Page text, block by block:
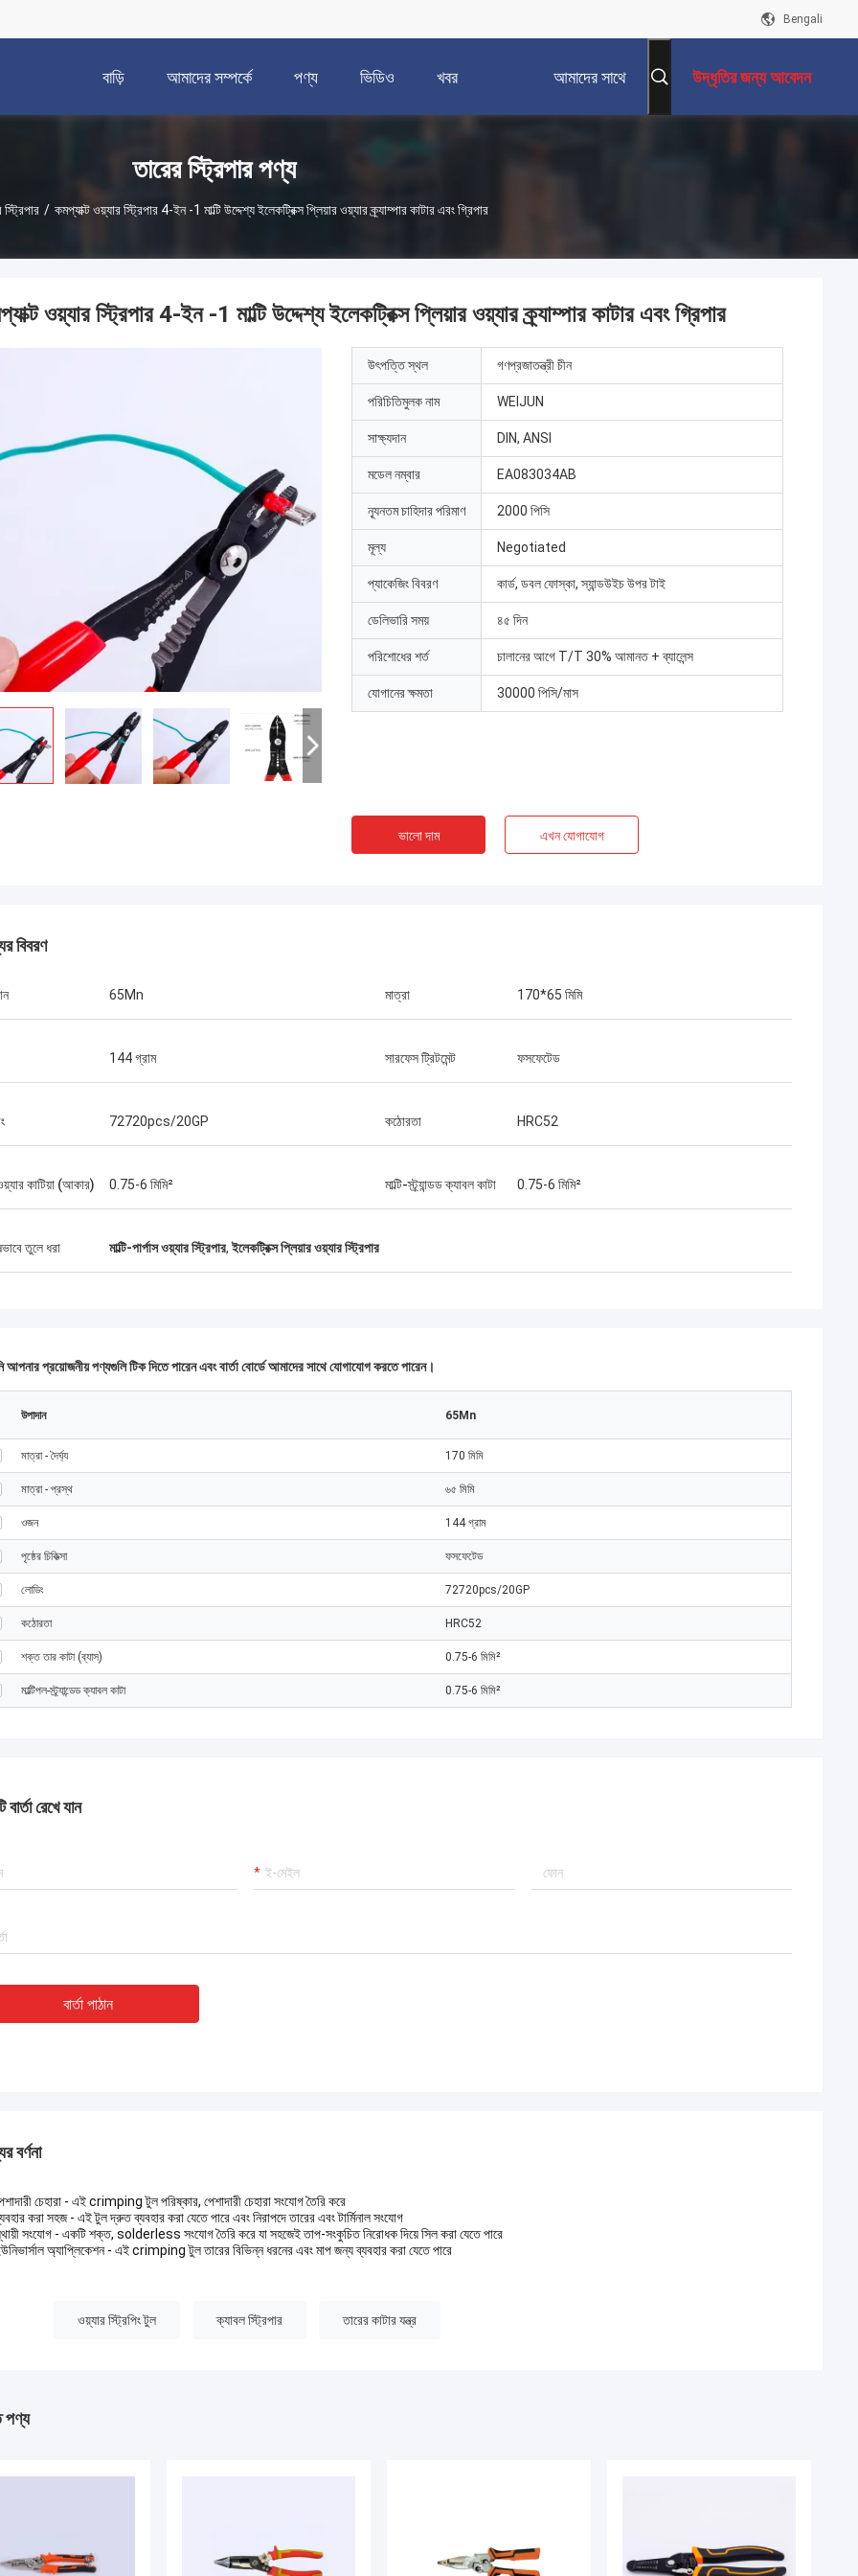
Bengali
বাড়ি আমাদের সম্পর্কে পণ্য ভিডিও খবর আমাদের সাথে উদ্ধৃতির জন্য আবেদন
তারের স্ট্রিপার পণ্য
স্ট্রিপার / কমপ্যাক্ট ওয়্যার স্ট্রিপার 4-ইন -1 মাল্টি উদ্দেশ্য ইলেকট্রিক্স প্লিয়ার ওয়্যার ক্র্যাম্পার কাটার এবং গ্রিপার
ওয়্যার স্ট্রিপার 4-ইন -1 মাল্টি উদ্দেশ্য ইলেকট্রিক্স প্লিয়ার ওয়্যার ক্র্যাম্পার কাটার এবং গ্রিপার
উৎপত্তি স্থল গণপ্রজাতন্ত্রী চীন
পরিচিতিমুলক নাম WEIJUN
সাক্ষ্যদান DIN, ANSI
মডেল নম্বার EA083034AB
ন্যূনতম চাহিদার পরিমাণ 2000 পিসি
মূল্য Negotiated
প্যাকেজিং বিবরণ কার্ড, ডবল ফোস্কা, স্যান্ডউইচ উপর টাই
ডেলিভারি সময় ৪৫ দিন
পরিশোধের শর্ত চালানের আগে T/T 30% আমানত + ব্যালেন্স
যোগানের ক্ষমতা 30000 পিসি/মাস
ভালো দাম এখন যোগাযোগ
বিবরণ
65Mn মাত্রা 170*65 মিমি
144 গ্রাম সারফেস ট্রিটমেন্ট ফসফেটেড
72720pcs/20GP কঠোরতা HRC52
কাটিয়া (আকার) 0.75-6 মিমি² মাল্টি-স্ট্র্যান্ডড ক্যাবল কাটা 0.75-6 মিমি²
তুলে ধরা মাল্টি-পার্পাস ওয়্যার স্ট্রিপার,ইলেকট্রিক্স প্লিয়ার ওয়্যার স্ট্রিপার
প্রয়োজনীয় পণ্যগুলি টিক দিতে পারেন এবং বার্তা বোর্ডে আমাদের সাথে যোগাযোগ করতে পারেন।
উপাদান 65Mn
মাত্রা - দৈর্ঘ্য 170 মিমি
মাত্রা - প্রস্থ ৬৫ মিমি
ওজন 144 গ্রাম
পৃষ্ঠের চিকিত্সা ফসফেটেড
লোডিং 72720pcs/20GP
কঠোরতা HRC52
শক্ত তার কাটা (ব্যাস) 0.75-6 মিমি²
মাল্টিপল-স্ট্র্যান্ডেড ক্যাবল কাটা 0.75-6 মিমি²
বার্তা রেখে যান
বার্তা পাঠান
বর্ণনা
চেহারা - এই crimping টুল পরিষ্কার, পেশাদারী চেহারা সংযোগ তৈরি করে
করা সহজ - এই টুল দ্রুত ব্যবহার করা যেতে পারে এবং নিরাপদে তারের এবং টার্মিনাল সংযোগ
সংযোগ - একটি শক্ত, solderless সংযোগ তৈরি করে যা সহজেই তাপ-সংকুচিত নিরোধক দিয়ে সিল করা যেতে পারে
অ্যাপ্লিকেশন - এই crimping টুল তারের বিভিন্ন ধরনের এবং মাপ জন্য ব্যবহার করা যেতে পারে
ওয়্যার স্ট্রিপিং টুল ক্যাবল স্ট্রিপার তারের কাটার যন্ত্র
পণ্য